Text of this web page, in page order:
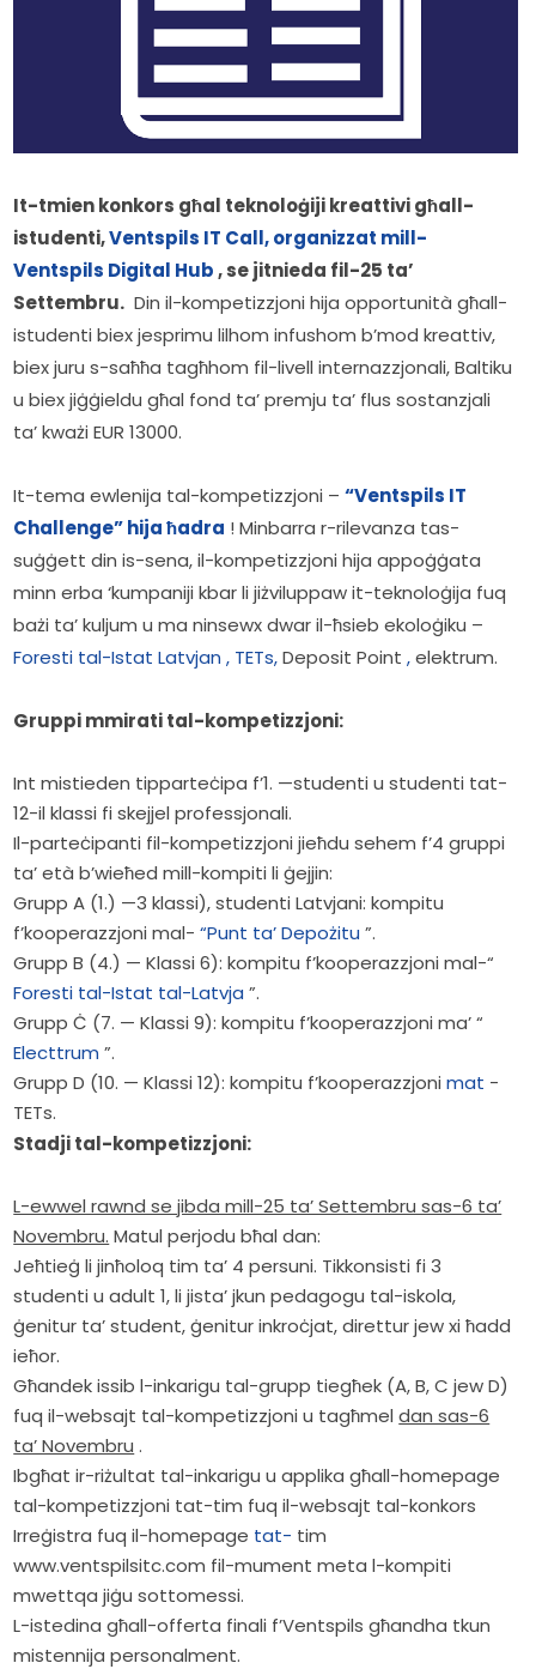
It-tmien konkors għal teknoloġiji kreattivi għall-
istudenti, Ventspils IT Call, organizzat mill-
Ventspils Digital Hub , se jitnieda fil-25 ta’
Settembru.
  Din il-kompetizzjoni hija opportunità għall-
istudenti biex jesprimu lilhom infushom b’mod kreattiv,
biex juru s-saħħa tagħhom fil-livell internazzjonali, Baltiku
u biex jiġġieldu għal fond ta’ premju ta’ flus sostanzjali
ta’ kważi EUR 13000.
It-tema ewlenija tal-kompetizzjoni – “Ventspils IT
Challenge” hija ħadra ! Minbarra r-rilevanza tas-
suġġett din is-sena, il-kompetizzjoni hija appoġġata
minn erba ‘kumpaniji kbar li jiżviluppaw it-teknoloġija fuq
Foresti tal-Istat Latvjan , TETs, Deposit Point , elektrum.
Gruppi mmirati tal-kompetizzjoni:
Int mistieden tipparteċipa f’1. —studenti u studenti tat-
12-il klassi fi skejjel professjonali.
Il-parteċipanti fil-kompetizzjoni jieħdu sehem f’4 gruppi
ta’ età b’wieħed mill-kompiti li ġejjin:
Grupp A (1.) —3 klassi), studenti Latvjani: kompitu
f’kooperazzjoni mal-“Punt ta’ Depożitu ”.
Grupp B (4.) — Klassi 6): kompitu f’kooperazzjoni mal-“
Foresti tal-Istat tal-Latvja ”.
Grupp Ċ (7. — Klassi 9): kompitu f’kooperazzjoni ma’ “
Electtrum ”.
Grupp D (10. — Klassi 12): kompitu f’kooperazzjonimat -
TETs.
Stadji tal-kompetizzjoni:
L-ewwel rawnd se jibda mill-25 ta’ Settembru sas-6 ta’
Novembru. Matul perjodu bħal dan:
Jeħtieġ li jinħoloq tim ta’ 4 persuni. Tikkonsisti fi 3
studenti u adult 1, li jista’ jkun pedagogu tal-iskola,
ġenitur ta’ student, ġenitur inkroċjat, direttur jew xi ħadd
ieħor.
Għandek issib l-inkarigu tal-grupp tiegħek (A, B, C jew D)
fuq il-websajt tal-kompetizzjoni u tagħmeldan sas-6
ta’ Novembru .
Ibgħat ir-riżultat tal-inkarigu u applika għall-homepage
tal-kompetizzjoni tat-tim fuq il-websajt tal-konkors
Irreġistra fuq il-homepage tat- tim
www.ventspilsitc.com fil-mument meta l-kompiti
mwettqa jiġu sottomessi.
L-istedina għall-offerta finali f’Ventspils għandha tkun
mistennija personalment.